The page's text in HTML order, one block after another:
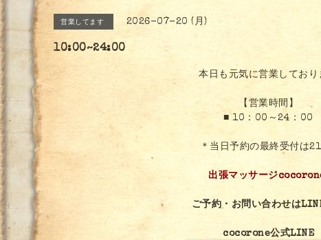
営業してます 2026-07-20 (月)
10:00~24:00
本日も元気に営業しており
【営業時間】
■ 10：00～24：00
＊当日予約の最終受付は
出張マッサージ
ご予約・お問い合わせは
cocorone公式LINE